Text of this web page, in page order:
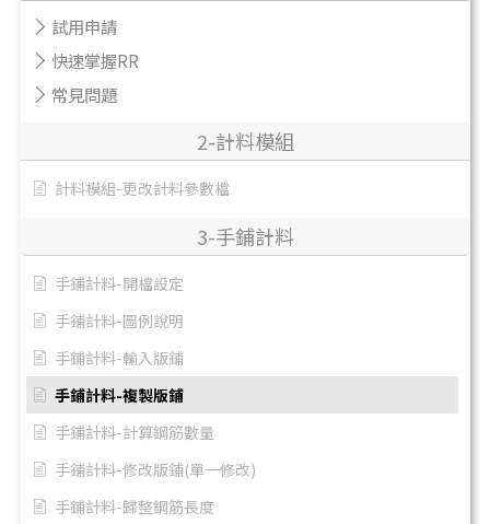
試用申請
快速掌握RR
常見問題
2-計料模組
計料模組-更改計料參數檔
3-手鋪計料
手鋪計料-開檔設定
手鋪計料-圖例說明
手鋪計料-輸入版鋪
手鋪計料-複製版鋪
手鋪計料-計算鋼筋數量
手鋪計料-修改版鋪(單一修改)
手鋪計料-歸整鋼筋長度